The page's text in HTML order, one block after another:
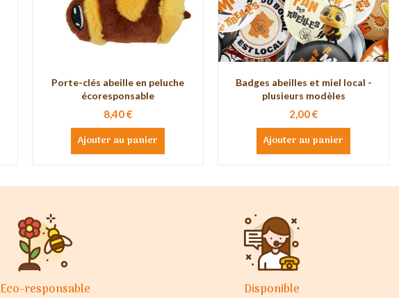
Porte-clés abeille en peluche
écoresponsable
8,40 €
Ajouter au panier
Badges abeilles et miel local -
plusieurs modèles
2,00 €
Ajouter au panier
Eco-responsable Disponible